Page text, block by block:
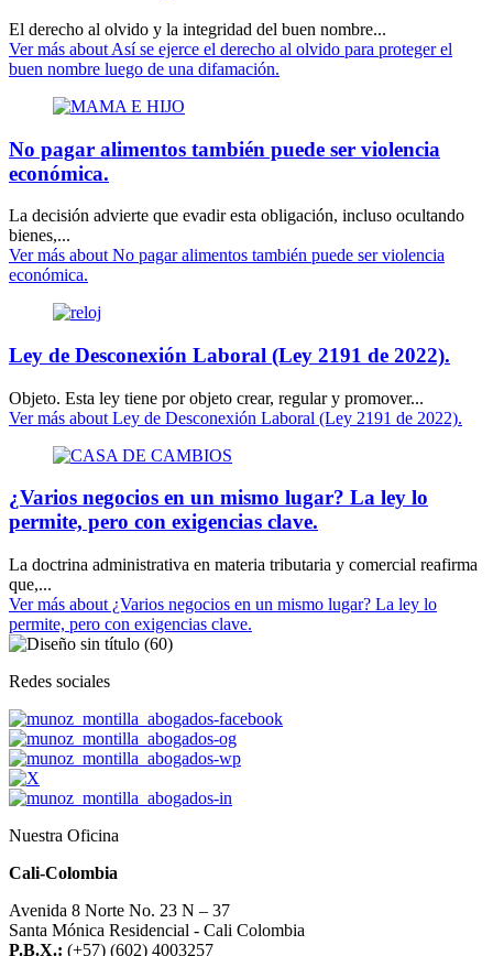
El derecho al olvido y la integridad del buen nombre...
Ver más about Así se ejerce el derecho al olvido para proteger el
buen nombre luego de una difamación.
No pagar alimentos también puede ser violencia
económica.
La decisión advierte que evadir esta obligación, incluso ocultando
bienes,...
Ver más about No pagar alimentos también puede ser violencia
económica.
Ley de Desconexión Laboral (Ley 2191 de 2022).
Objeto. Esta ley tiene por objeto crear, regular y promover...
Ver más about Ley de Desconexión Laboral (Ley 2191 de 2022).
¿Varios negocios en un mismo lugar? La ley lo
permite, pero con exigencias clave.
La doctrina administrativa en materia tributaria y comercial reafirma
que,...
Ver más about ¿Varios negocios en un mismo lugar? La ley lo
permite, pero con exigencias clave.
Redes sociales
Nuestra Oficina
Cali-Colombia
Avenida 8 Norte No. 23 N – 37
Santa Mónica Residencial - Cali Colombia
P.B.X.: (+57) (602) 4003257